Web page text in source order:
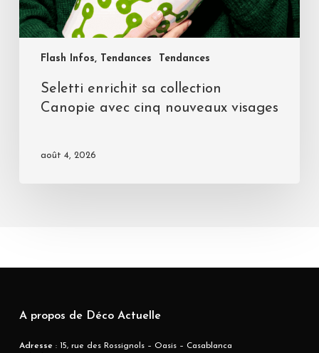
Flash Infos, Tendances Tendances
Seletti enrichit sa collection
Canopie avec cinq nouveaux visages
août 4, 2026
A propos de Déco Actuelle
Adresse : 15, rue des Rossignols – Oasis – Casablanca